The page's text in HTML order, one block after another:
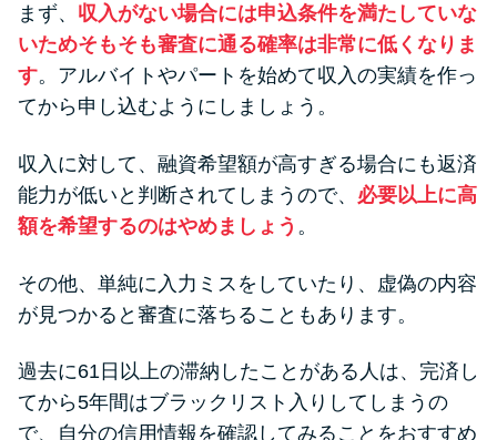
まず、 収入がない場合には申込条件を満たしていな
いためそもそも審査に通る確率は非常に低くなりま
す。アルバイトやパートを始めて収入の実績を作っ
てから申し込むようにしましょう。
収入に対して、融資希望額が高すぎる場合にも返済
能力が低いと判断されてしまうので、 必要以上に高
額を希望するのはやめましょう 。
その他、単純に入力ミスをしていたり、虚偽の内容
が見つかると審査に落ちることもあります。
過去に61日以上の滞納したことがある人は、完済し
てから5年間はブラックリスト入りしてしまうの
で、自分の信用情報を確認してみることをおすすめ